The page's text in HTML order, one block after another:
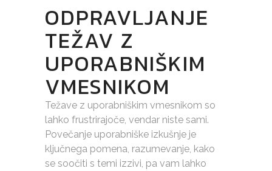
ODPRAVLJANJE
TEŽAV Z
UPORABNIŠKIM
VMESNIKOM
Težave z uporabniškim vmesnikom so
lahko frustrirajoče, vendar niste sami.
Povečanje uporabniške izkušnje je
ključnega pomena, razumevanje, kako
se soočiti s temi izzivi, pa vam lahko